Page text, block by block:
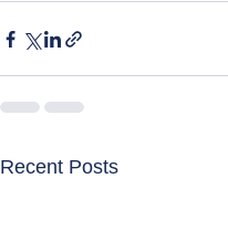
Recent Posts